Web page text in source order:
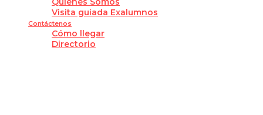
Visita guiada Exalumnos
Contáctenos
Cómo llegar
Directorio